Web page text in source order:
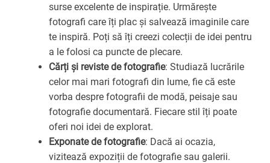
surse excelente de inspirație. Urmărește
fotografi care îți plac și salvează imaginile care
te inspiră. Poți să îți creezi colecții de idei pentru
a le folosi ca puncte de plecare.
Cărți și reviste de fotografie: Studiază lucrările
celor mai mari fotografi din lume, fie că este
vorba despre fotografii de modă, peisaje sau
fotografie documentară. Fiecare stil îți poate
oferi noi idei de explorat.
Exponate de fotografie: Dacă ai ocazia,
vizitează expoziții de fotografie sau galerii.